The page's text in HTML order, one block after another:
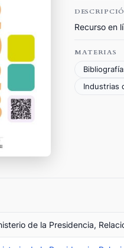
Recurso en
MATERIAS
Industrias
de la Presidencia,